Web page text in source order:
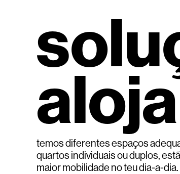
sitio
temos diferentes espaços
quartos individuais ou duplos,
maior mobilidade no teu dia-a-dia.